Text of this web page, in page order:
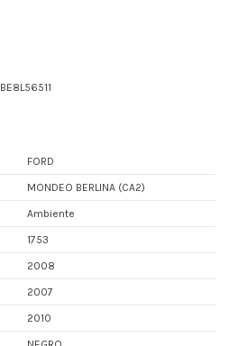
FORD
MONDEO BERLINA (CA2)
Ambiente
1753
2008
2007
2010